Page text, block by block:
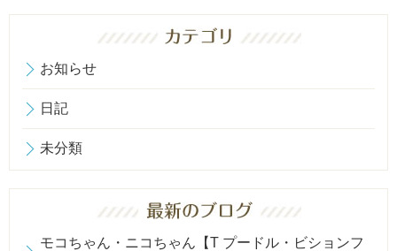
お知らせ
日記
未分類
モコちゃん・ニコちゃん【T プードル・ビションフ